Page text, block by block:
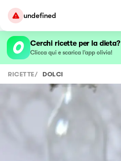
undefined
Cerchi ricette per la dieta?
Clicca qui e scarica l’app olivia!
RICETTE/ DOLCI